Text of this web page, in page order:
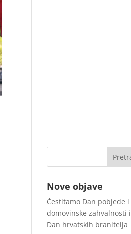
Nove objave
Čestitamo Dan pobjede i
domovinske zahvalnosti i
Dan hrvatskih branitelja